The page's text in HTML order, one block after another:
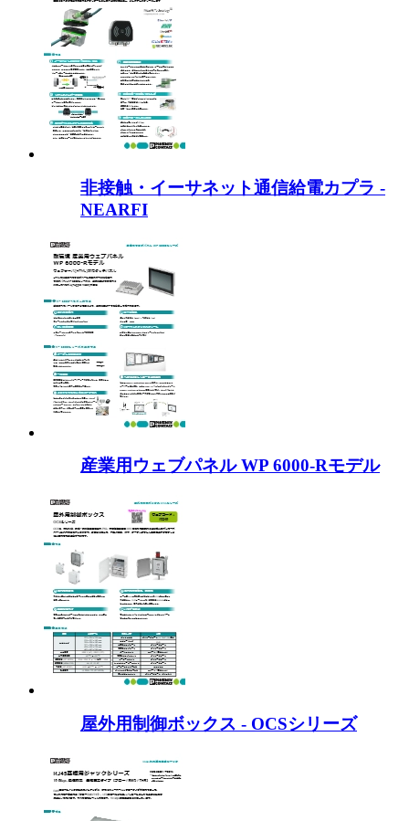
非接触・イーサネット通信給電カプラ -
NEARFI
産業用ウェブパネル WP 6000-Rモデル
屋外用制御ボックス - OCSシリーズ